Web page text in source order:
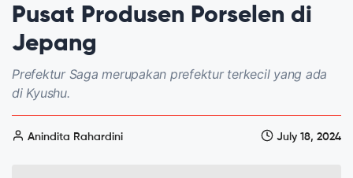
Pusat Produsen Porselen di
Jepang
Prefektur Saga merupakan prefektur terkecil yang ada
di Kyushu.
Anindita Rahardini July 18, 2024